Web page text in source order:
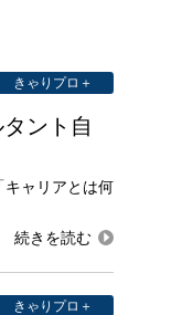
きゃりプロ＋
ント自
キャリアとは何
きゃりプロ＋